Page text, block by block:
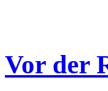
Vor der